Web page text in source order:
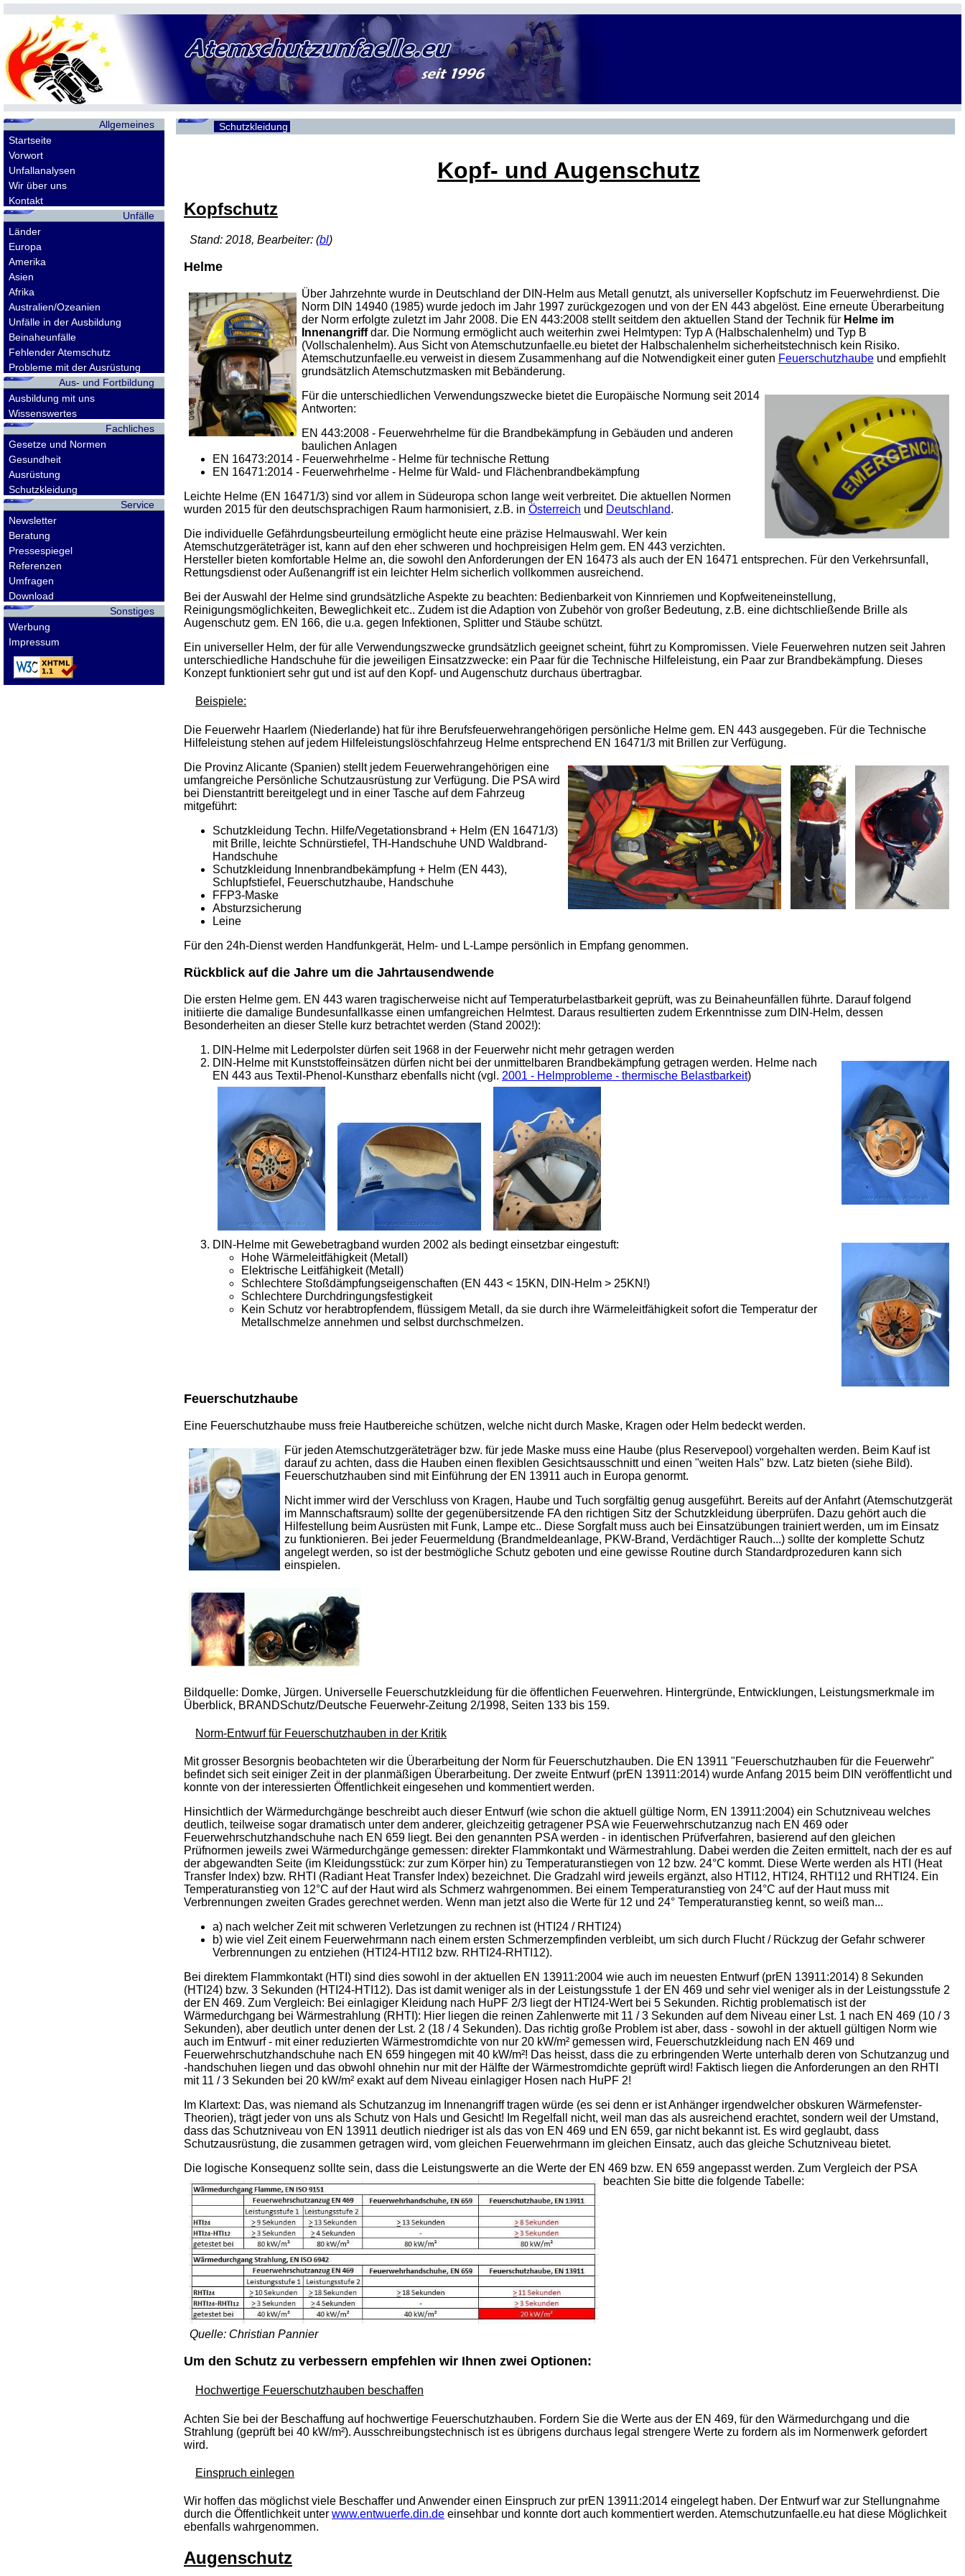
Allgemeines
Startseite
Vorwort
Unfallanalysen
Wir über uns
Kontakt
Unfälle
Länder
Europa
Amerika
Asien
Afrika
Australien/Ozeanien
Unfälle in der Ausbildung
Beinaheunfälle
Fehlender Atemschutz
Probleme mit der Ausrüstung
Aus- und Fortbildung
Ausbildung mit uns
Wissenswertes
Fachliches
Gesetze und Normen
Gesundheit
Ausrüstung
Schutzkleidung
Service
Newsletter
Beratung
Pressespiegel
Referenzen
Umfragen
Download
Sonstiges
Werbung
Impressum
Schutzkleidung
Kopf- und Augenschutz
Kopfschutz
Stand: 2018, Bearbeiter: (bl)
Helme
Über Jahrzehnte wurde in Deutschland der DIN-Helm aus Metall genutzt, als universeller Kopfschutz im Feuerwehrdienst. Die
Norm DIN 14940 (1985) wurde jedoch im Jahr 1997 zurückgezogen und von der EN 443 abgelöst. Eine erneute Überarbeitung
der Norm erfolgte zuletzt im Jahr 2008. Die EN 443:2008 stellt seitdem den aktuellen Stand der Technik für Helme im
Innenangriffdar. Die Normung ermöglicht auch weiterhin zwei Helmtypen: Typ A (Halbschalenhelm) und Typ B
(Vollschalenhelm). Aus Sicht von Atemschutzunfaelle.eu bietet der Halbschalenhelm sicherheitstechnisch kein Risiko.
Atemschutzunfaelle.eu verweist in diesem Zusammenhang auf die Notwendigkeit einer guten Feuerschutzhaubeund empfiehlt
grundsätzlich Atemschutzmasken mit Bebänderung.
Für die unterschiedlichen Verwendungszwecke bietet die Europäische Normung seit 2014
Antworten:
EN 443:2008 - Feuerwehrhelme für die Brandbekämpfung in Gebäuden und anderen
baulichen Anlagen
EN 16473:2014 - Feuerwehrhelme - Helme für technische Rettung
EN 16471:2014 - Feuerwehrhelme - Helme für Wald- und Flächenbrandbekämpfung
Leichte Helme (EN 16471/3) sind vor allem in Südeuropa schon lange weit verbreitet. Die aktuellen Normen
wurden 2015 für den deutschsprachigen Raum harmonisiert, z.B. in Österreich und Deutschland.
Die individuelle Gefährdungsbeurteilung ermöglicht heute eine präzise Helmauswahl. Wer kein
Atemschutzgeräteträger ist, kann auf den eher schweren und hochpreisigen Helm gem. EN 443 verzichten.
Hersteller bieten komfortable Helme an, die sowohl den Anforderungen der EN 16473 als auch der EN 16471 entsprechen. Für den Verkehrsunfall,
Rettungsdienst oder Außenangriff ist ein leichter Helm sicherlich vollkommen ausreichend.
Bei der Auswahl der Helme sind grundsätzliche Aspekte zu beachten: Bedienbarkeit von Kinnriemen und Kopfweiteneinstellung,
Reinigungsmöglichkeiten, Beweglichkeit etc.. Zudem ist die Adaption von Zubehör von großer Bedeutung, z.B. eine dichtschließende Brille als
Augenschutz gem. EN 166, die u.a. gegen Infektionen, Splitter und Stäube schützt.
Ein universeller Helm, der für alle Verwendungszwecke grundsätzlich geeignet scheint, führt zu Kompromissen. Viele Feuerwehren nutzen seit Jahren
unterschiedliche Handschuhe für die jeweiligen Einsatzzwecke: ein Paar für die Technische Hilfeleistung, ein Paar zur Brandbekämpfung. Dieses
Konzept funktioniert sehr gut und ist auf den Kopf- und Augenschutz durchaus übertragbar.
Beispiele:
Die Feuerwehr Haarlem (Niederlande) hat für ihre Berufsfeuerwehrangehörigen persönliche Helme gem. EN 443 ausgegeben. Für die Technische
Hilfeleistung stehen auf jedem Hilfeleistungslöschfahrzeug Helme entsprechend EN 16471/3 mit Brillen zur Verfügung.
Die Provinz Alicante (Spanien) stellt jedem Feuerwehrangehörigen eine
umfangreiche Persönliche Schutzausrüstung zur Verfügung. Die PSA wird
bei Dienstantritt bereitgelegt und in einer Tasche auf dem Fahrzeug
mitgeführt:
Schutzkleidung Techn. Hilfe/Vegetationsbrand + Helm (EN 16471/3)
mit Brille, leichte Schnürstiefel, TH-Handschuhe UND Waldbrand-
Handschuhe
Schutzkleidung Innenbrandbekämpfung + Helm (EN 443),
Schlupfstiefel, Feuerschutzhaube, Handschuhe
FFP3-Maske
Absturzsicherung
Leine
Für den 24h-Dienst werden Handfunkgerät, Helm- und L-Lampe persönlich in Empfang genommen.
Rückblick auf die Jahre um die Jahrtausendwende
Die ersten Helme gem. EN 443 waren tragischerweise nicht auf Temperaturbelastbarkeit geprüft, was zu Beinaheunfällen führte. Darauf folgend
initiierte die damalige Bundesunfallkasse einen umfangreichen Helmtest. Daraus resultierten zudem Erkenntnisse zum DIN-Helm, dessen
Besonderheiten an dieser Stelle kurz betrachtet werden (Stand 2002!):
DIN-Helme mit Lederpolster dürfen seit 1968 in der Feuerwehr nicht mehr getragen werden
DIN-Helme mit Kunststoffeinsätzen dürfen nicht bei der unmittelbaren Brandbekämpfung getragen werden. Helme nach
EN 443 aus Textil-Phenol-Kunstharz ebenfalls nicht (vgl. 2001 - Helmprobleme - thermische Belastbarkeit)
DIN-Helme mit Gewebetragband wurden 2002 als bedingt einsetzbar eingestuft:
Hohe Wärmeleitfähigkeit (Metall)
Elektrische Leitfähigkeit (Metall)
Schlechtere Stoßdämpfungseigenschaften (EN 443 < 15KN, DIN-Helm > 25KN!)
Schlechtere Durchdringungsfestigkeit
Kein Schutz vor herabtropfendem, flüssigem Metall, da sie durch ihre Wärmeleitfähigkeit sofort die Temperatur der
Metallschmelze annehmen und selbst durchschmelzen.
Feuerschutzhaube
Eine Feuerschutzhaube muss freie Hautbereiche schützen, welche nicht durch Maske, Kragen oder Helm bedeckt werden.
Für jeden Atemschutzgeräteträger bzw. für jede Maske muss eine Haube (plus Reservepool) vorgehalten werden. Beim Kauf ist
darauf zu achten, dass die Hauben einen flexiblen Gesichtsausschnitt und einen "weiten Hals" bzw. Latz bieten (siehe Bild).
Feuerschutzhauben sind mit Einführung der EN 13911 auch in Europa genormt.
Nicht immer wird der Verschluss von Kragen, Haube und Tuch sorgfältig genug ausgeführt. Bereits auf der Anfahrt (Atemschutzgerät
im Mannschaftsraum) sollte der gegenübersitzende FA den richtigen Sitz der Schutzkleidung überprüfen. Dazu gehört auch die
Hilfestellung beim Ausrüsten mit Funk, Lampe etc.. Diese Sorgfalt muss auch bei Einsatzübungen trainiert werden, um im Einsatz
zu funktionieren. Bei jeder Feuermeldung (Brandmeldeanlage, PKW-Brand, Verdächtiger Rauch...) sollte der komplette Schutz
angelegt werden, so ist der bestmögliche Schutz geboten und eine gewisse Routine durch Standardprozeduren kann sich
einspielen.
Bildquelle: Domke, Jürgen. Universelle Feuerschutzkleidung für die öffentlichen Feuerwehren. Hintergründe, Entwicklungen, Leistungsmerkmale im
Überblick, BRANDSchutz/Deutsche Feuerwehr-Zeitung 2/1998, Seiten 133 bis 159.
Norm-Entwurf für Feuerschutzhauben in der Kritik
Mit grosser Besorgnis beobachteten wir die Überarbeitung der Norm für Feuerschutzhauben. Die EN 13911 "Feuerschutzhauben für die Feuerwehr"
befindet sich seit einiger Zeit in der planmäßigen Überarbeitung. Der zweite Entwurf (prEN 13911:2014) wurde Anfang 2015 beim DIN veröffentlicht und
konnte von der interessierten Öffentlichkeit eingesehen und kommentiert werden.
Hinsichtlich der Wärmedurchgänge beschreibt auch dieser Entwurf (wie schon die aktuell gültige Norm, EN 13911:2004) ein Schutzniveau welches
deutlich, teilweise sogar dramatisch unter dem anderer, gleichzeitig getragener PSA wie Feuerwehrschutzanzug nach EN 469 oder
Feuerwehrschutzhandschuhe nach EN 659 liegt. Bei den genannten PSA werden - in identischen Prüfverfahren, basierend auf den gleichen
Prüfnormen jeweils zwei Wärmedurchgänge gemessen: direkter Flammkontakt und Wärmestrahlung. Dabei werden die Zeiten ermittelt, nach der es auf
der abgewandten Seite (im Kleidungsstück: zur zum Körper hin) zu Temperaturanstiegen von 12 bzw. 24°C kommt. Diese Werte werden als HTI (Heat
Transfer Index) bzw. RHTI (Radiant Heat Transfer Index) bezeichnet. Die Gradzahl wird jeweils ergänzt, also HTI12, HTI24, RHTI12 und RHTI24. Ein
Temperaturanstieg von 12°C auf der Haut wird als Schmerz wahrgenommen. Bei einem Temperaturanstieg von 24°C auf der Haut muss mit
Verbrennungen zweiten Grades gerechnet werden. Wenn man jetzt also die Werte für 12 und 24° Temperaturanstieg kennt, so weiß man...
a) nach welcher Zeit mit schweren Verletzungen zu rechnen ist (HTI24 / RHTI24)
b) wie viel Zeit einem Feuerwehrmann nach einem ersten Schmerzempfinden verbleibt, um sich durch Flucht / Rückzug der Gefahr schwerer
Verbrennungen zu entziehen (HTI24-HTI12 bzw. RHTI24-RHTI12).
Bei direktem Flammkontakt (HTI) sind dies sowohl in der aktuellen EN 13911:2004 wie auch im neuesten Entwurf (prEN 13911:2014) 8 Sekunden
(HTI24) bzw. 3 Sekunden (HTI24-HTI12). Das ist damit weniger als in der Leistungsstufe 1 der EN 469 und sehr viel weniger als in der Leistungsstufe 2
der EN 469. Zum Vergleich: Bei einlagiger Kleidung nach HuPF 2/3 liegt der HTI24-Wert bei 5 Sekunden. Richtig problematisch ist der
Wärmedurchgang bei Wärmestrahlung (RHTI): Hier liegen die reinen Zahlenwerte mit 11 / 3 Sekunden auf dem Niveau einer Lst. 1 nach EN 469 (10 / 3
Sekunden), aber deutlich unter denen der Lst. 2 (18 / 4 Sekunden). Das richtig große Problem ist aber, dass - sowohl in der aktuell gültigen Norm wie
auch im Entwurf - mit einer reduzierten Wärmestromdichte von nur 20 kW/m² gemessen wird, Feuerschutzkleidung nach EN 469 und
Feuerwehrschutzhandschuhe nach EN 659 hingegen mit 40 kW/m²! Das heisst, dass die zu erbringenden Werte unterhalb deren von Schutzanzug und
-handschuhen liegen und das obwohl ohnehin nur mit der Hälfte der Wärmestromdichte geprüft wird! Faktisch liegen die Anforderungen an den RHTI
mit 11 / 3 Sekunden bei 20 kW/m² exakt auf dem Niveau einlagiger Hosen nach HuPF 2!
Im Klartext: Das, was niemand als Schutzanzug im Innenangriff tragen würde (es sei denn er ist Anhänger irgendwelcher obskuren Wärmefenster-
Theorien), trägt jeder von uns als Schutz von Hals und Gesicht! Im Regelfall nicht, weil man das als ausreichend erachtet, sondern weil der Umstand,
dass das Schutzniveau von EN 13911 deutlich niedriger ist als das von EN 469 und EN 659, gar nicht bekannt ist. Es wird geglaubt, dass
Schutzausrüstung, die zusammen getragen wird, vom gleichen Feuerwehrmann im gleichen Einsatz, auch das gleiche Schutzniveau bietet.
Die logische Konsequenz sollte sein, dass die Leistungswerte an die Werte der EN 469 bzw. EN 659 angepasst werden. Zum Vergleich der PSA
beachten Sie bitte die folgende Tabelle:
Quelle: Christian Pannier
Um den Schutz zu verbessern empfehlen wir Ihnen zwei Optionen:
Hochwertige Feuerschutzhauben beschaffen
Achten Sie bei der Beschaffung auf hochwertige Feuerschutzhauben. Fordern Sie die Werte aus der EN 469, für den Wärmedurchgang und die
Strahlung (geprüft bei 40 kW/m²). Ausschreibungstechnisch ist es übrigens durchaus legal strengere Werte zu fordern als im Normenwerk gefordert
wird.
Einspruch einlegen
Wir hoffen das möglichst viele Beschaffer und Anwender einen Einspruch zur prEN 13911:2014 eingelegt haben. Der Entwurf war zur Stellungnahme
durch die Öffentlichkeit unter www.entwuerfe.din.de einsehbar und konnte dort auch kommentiert werden. Atemschutzunfaelle.eu hat diese Möglichkeit
ebenfalls wahrgenommen.
Augenschutz